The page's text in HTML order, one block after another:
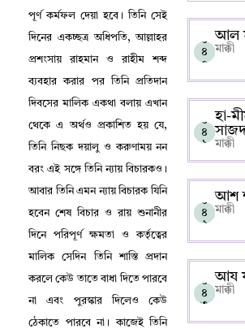
পূর্ণ কর্মফল দেয়া হবে । তিনি সেই
দিনের একচ্ছত্র অধিপতি,আল্লাহর
প্রশংসায় রাহমান ও রাহীম শব্দ
ব্যবহার করার পর তিনি প্রতিদান
দিবসের মালিক একথা বলায় এখান
থেকে এ অর্থও প্রকাশিত হয় যে,
তিনি নিছক দয়ালু ও করুণাময় নন
বরং এই সঙ্গে তিনি ন্যায় বিচারকও ।
আবার তিনি এমন ন্যায় বিচারক যিনি
হবেন শেষ বিচার ও রায় শুনানীর
দিনে পরিপূর্ণ ক্ষমতা ও কর্তৃত্বের
মালিক সেদিন তিনি শাস্তি প্রদান
করলে কেউ তাতে বাধা দিতে পারবে
না এবং পুরস্কার দিলেও কেউ
ঠেকাতে পারবে না । কাজেই তিনি
০
৪
০
আল
মাক্কী
০
৪
১
হা-
মাক্কী
০
৪
২
আশ
মাক্কী
০
৪
৩
আয
মাক্কী